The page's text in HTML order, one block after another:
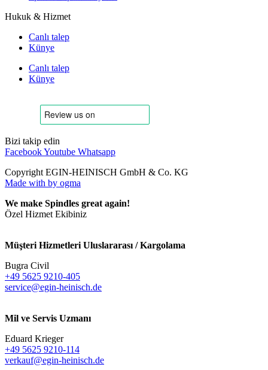
Hukuk & Hizmet
Canlı talep
Künye
Canlı talep
Künye
Bizi takip edin
FacebookYoutube Whatsapp
Copyright EGIN-HEINISCH GmbH & Co. KG
Made with by ogma
We make Spindles great again!
Özel Hizmet Ekibiniz
Müşteri Hizmetleri Uluslararası / Kargolama
Bugra Civil
+49 5625 9210-405
service@egin-heinisch.de
Mil ve Servis Uzmanı
Eduard Krieger
+49 5625 9210-114
verkauf@egin-heinisch.de